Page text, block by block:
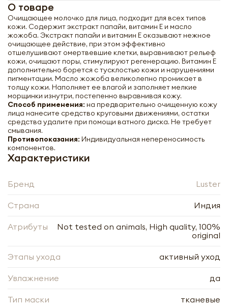
О товаре
Очищающее молочко для лица, подходит для всех типов
кожи. Содержит экстракт папайи, витамин Е и масло
жожоба. Экстракт папайи и витамин Е оказывают нежное
очищающее действие, при этом эффективно
отшелушивают омертвевшие клетки, выравнивают рельеф
кожи, очищают поры, стимулируют регенерацию. Витамин Е
дополнительно борется с тусклостью кожи и нарушениями
пигментации. Масло жожоба великолепно проникает в
толщу кожи. Наполняет ее влагой и заполняет мелкие
морщинки изнутри, постепенно выравнивая кожу.
Способ применения: на предварительно очищенную кожу
лица нанесите средство круговыми движениями, остатки
средства удалите при помощи ватного диска. Не требует
смывания.
Противопоказания: Индивидуальная непереносимость
компонентов.
Характеристики
Бренд Luster
Страна Индия
Атрибуты
Not tested on animals, High quality, 100%
original
Этапы ухода активный уход
Увлажнение да
Тип маски тканевые